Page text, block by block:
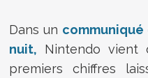
Dans un
nuit, Nintendo vient
premiers chiffres